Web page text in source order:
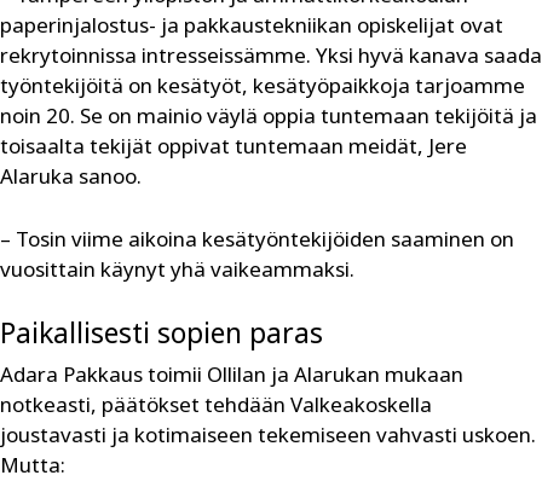
paperinjalostus- ja pakkaustekniikan opiskelijat ovat
rekrytoinnissa intresseissämme. Yksi hyvä kanava saada
työntekijöitä on kesätyöt, kesätyöpaikkoja tarjoamme
noin 20. Se on mainio väylä oppia tuntemaan tekijöitä ja
toisaalta tekijät oppivat tuntemaan meidät, Jere
Alaruka sanoo.
– Tosin viime aikoina kesätyöntekijöiden saaminen on
vuosittain käynyt yhä vaikeammaksi.
Paikallisesti sopien paras
Adara Pakkaus toimii Ollilan ja Alarukan mukaan
notkeasti, päätökset tehdään Valkeakoskella
joustavasti ja kotimaiseen tekemiseen vahvasti uskoen.
Mutta: